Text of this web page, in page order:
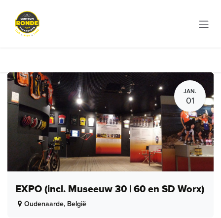
JAN.
01
EXPO (incl. Museeuw 30 | 60 en SD Worx)
Oudenaarde, België